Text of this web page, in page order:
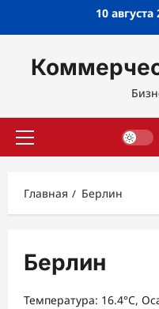
10 августа
Основное
Главная Берлин
Берлин
Температура: 16.4°C,